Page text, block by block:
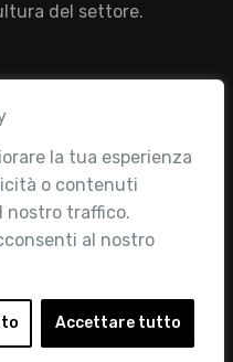
la tua esperienza
o contenuti
nostro traffico.
al nostro
Accettare tutto
del settore.